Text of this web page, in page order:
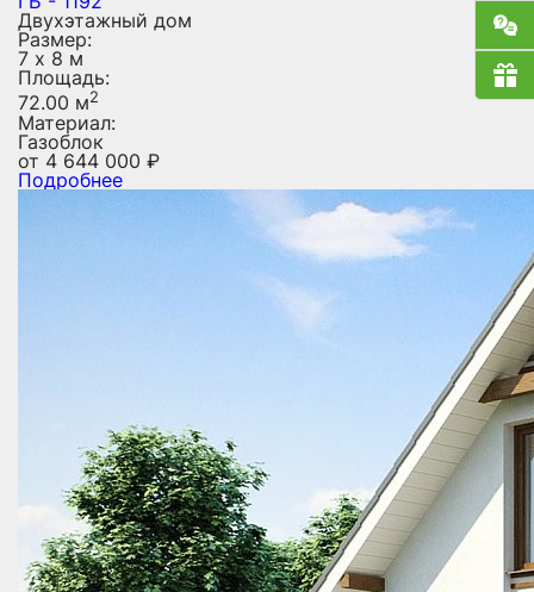
Двухэтажный дом
Размер:
7 х 8 м
Площадь:
72.00 м2
Материал:
Газоблок
от 4 644 000 ₽
Подробнее